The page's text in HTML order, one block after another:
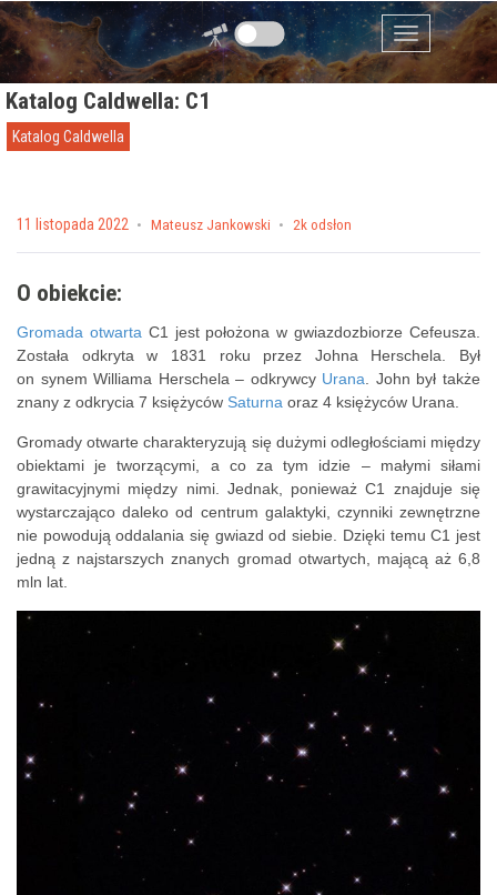
Przejdź do zawartości
Menu
Katalog Caldwella: C1
Katalog Caldwella
Posted on
11 listopada 2022 by Mateusz Jankowski 2k odsłon
O obiekcie:
Gromada otwarta C1 jest położona w gwiazdozbiorze Cefeusza.
Została odkryta w 1831 roku przez Johna Herschela. Był
on synem Williama Herschela – odkrywcy Urana . John był także
znany z odkrycia 7 księżyców Saturna oraz 4 księżyców Urana.
Gromady otwarte charakteryzują się dużymi odległościami między
obiektami je tworzącymi, a co za tym idzie – małymi siłami
grawitacyjnymi między nimi. Jednak, ponieważ C1 znajduje się
wystarczająco daleko od centrum galaktyki, czynniki zewnętrzne
nie powodują oddalania się gwiazd od siebie. Dzięki temu C1 jest
jedną z najstarszych znanych gromad otwartych, mającą aż 6,8
mln lat.